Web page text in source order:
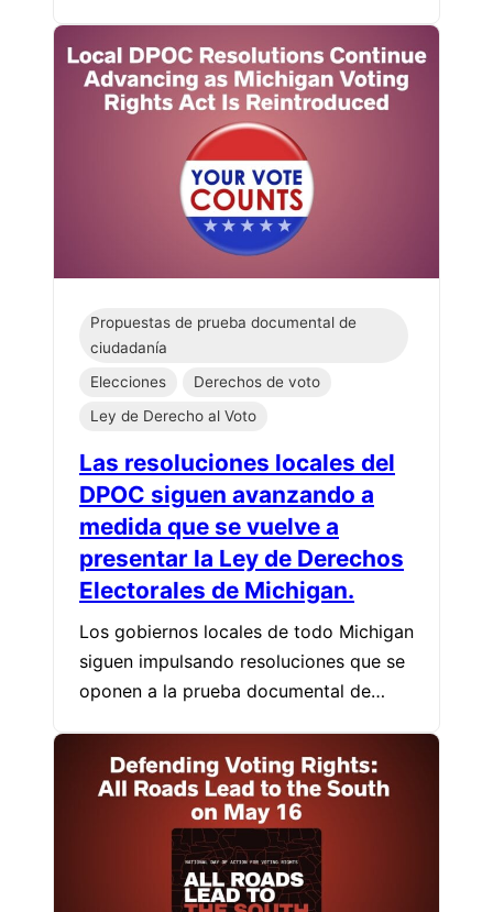
Propuestas de prueba documental de
ciudadanía
Elecciones
Derechos de voto
Ley de Derecho al Voto
Las resoluciones locales del
DPOC siguen avanzando a
medida que se vuelve a
presentar la Ley de Derechos
Electorales de Michigan.
Los gobiernos locales de todo Michigan
siguen impulsando resoluciones que se
oponen a la prueba documental de…